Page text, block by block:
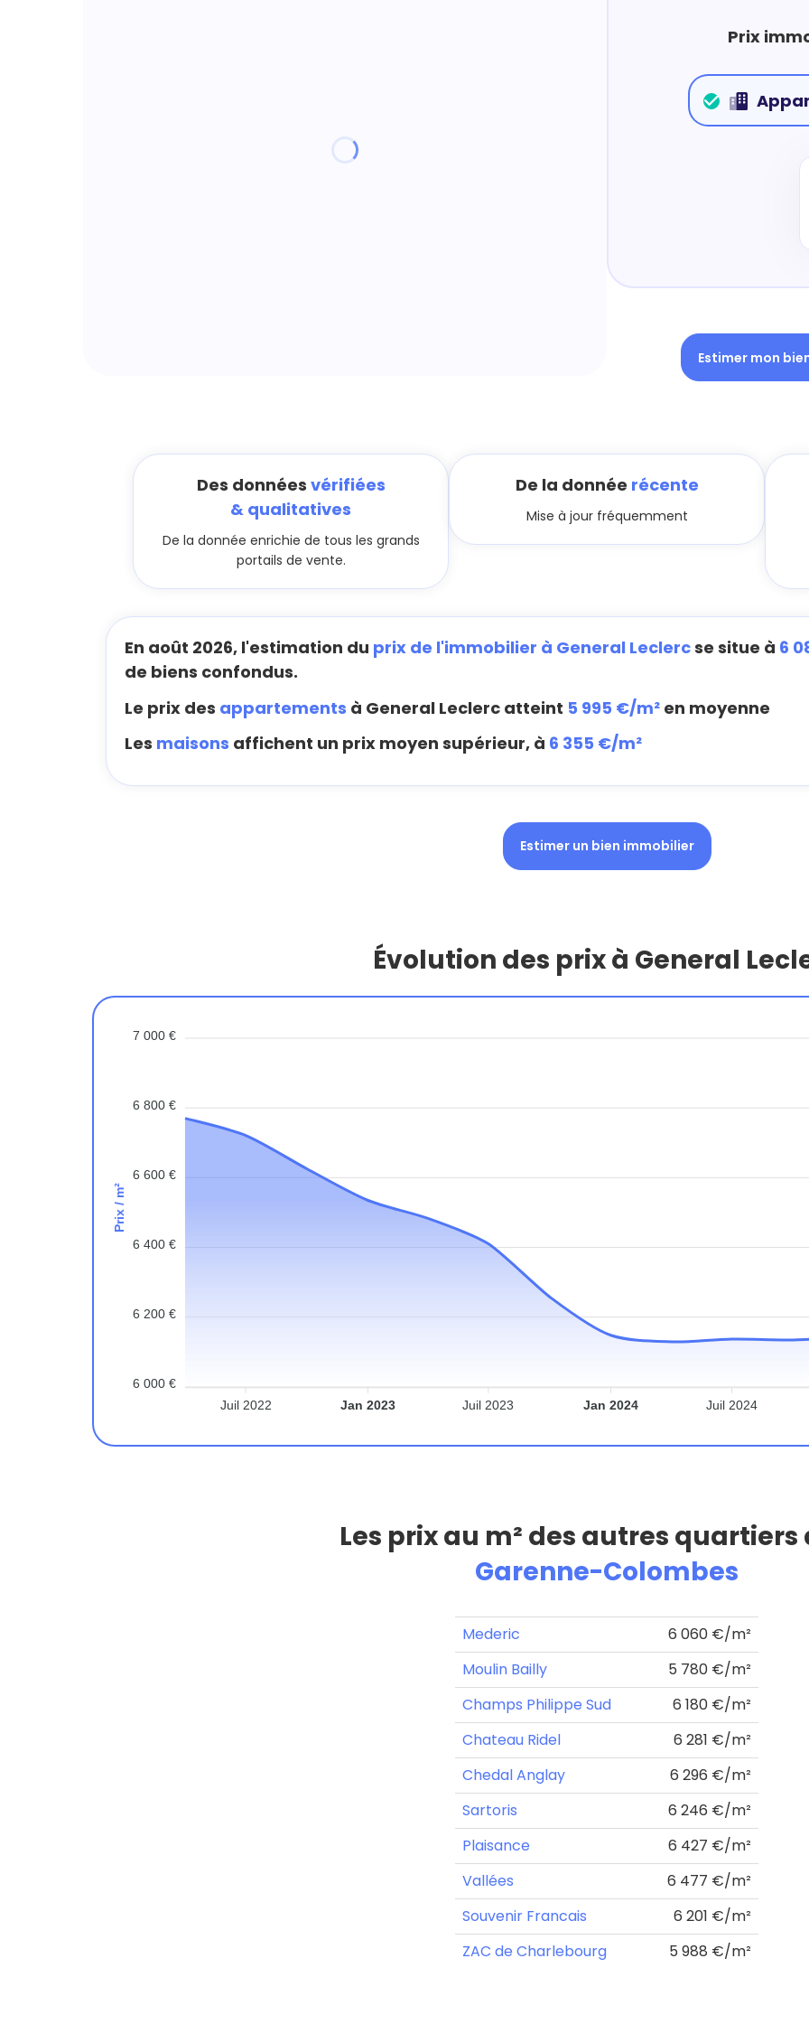
Prix
Estimer mon
Des données vérifiées
& qualitatives
De la donnée enrichie de tous les grands
portails de vente.
De la donnée récente
Mise à jour fréquemment
En août 2026, l'estimation du prix de l'immobilier à General Leclercse situe à 6
de biens confondus.
Le prix des appartements à General Leclerc atteint 5 995 €/m² en moyenne
Les maisons affichent un prix moyen supérieur, à 6 355 €/m²
Estimer un bien immobilier
Évolution des prix à General
7 000 €
6 800 €
6 600 €
6 400 €
6 200 €
6 000 €
Prix / m²
Juil 2022 Jan 2023 Juil 2023 Jan 2024 Juil 2024
Les prix au m² des autres
Garenne-Colombes
Mederic
6 060 €/m²
Moulin Bailly
5 780 €/m²
Champs Philippe Sud
6 180 €/m²
Chateau Ridel
6 281 €/m²
Chedal Anglay
6 296 €/m²
Sartoris
6 246 €/m²
Plaisance
6 427 €/m²
Vallées
6 477 €/m²
Souvenir Francais
6 201 €/m²
ZAC de Charlebourg
5 988 €/m²